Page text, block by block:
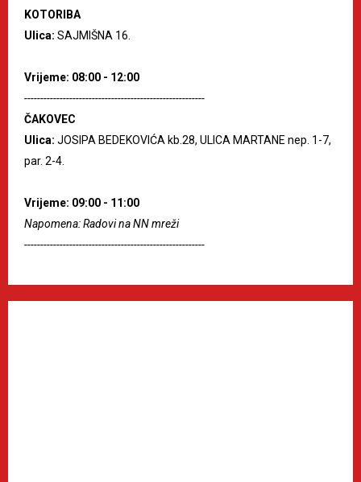
KOTORIBA
Ulica: SAJMIŠNA 16.
Vrijeme: 08:00 - 12:00
--------------------------------------------------------
ČAKOVEC
Ulica: JOSIPA BEDEKOVIĆA kb.28, ULICA MARTANE nep. 1-7,
par. 2-4.
Vrijeme: 09:00 - 11:00
Napomena: Radovi na NN mreži
--------------------------------------------------------